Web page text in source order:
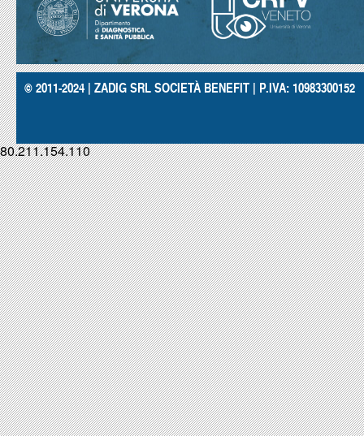
© 2011-2024 | ZADIG SRL SOCIETÀ BENEFIT | P.IVA: 10983300152
80.211.154.110